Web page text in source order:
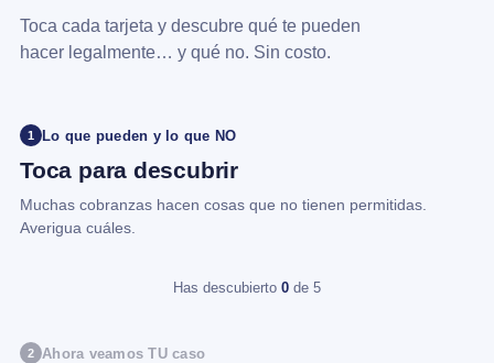
Toca cada tarjeta y descubre qué te pueden
hacer legalmente… y qué no. Sin costo.
1 Lo que pueden y lo que NO
Toca para descubrir
Muchas cobranzas hacen cosas que no tienen permitidas.
Averigua cuáles.
Has descubierto 0 de 5
2 Ahora veamos TU caso